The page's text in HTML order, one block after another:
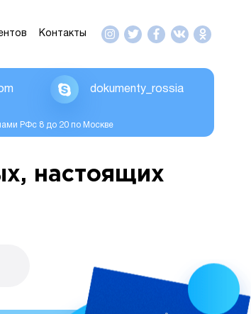
Контакты
dokumenty_rossia
РФс 8 до 20 по Москве
настоящих